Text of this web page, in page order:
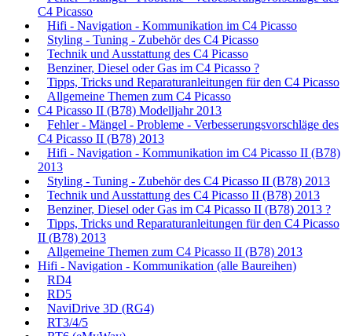
C4 Picasso
Hifi - Navigation - Kommunikation im C4 Picasso
Styling - Tuning - Zubehör des C4 Picasso
Technik und Ausstattung des C4 Picasso
Benziner, Diesel oder Gas im C4 Picasso ?
Tipps, Tricks und Reparaturanleitungen für den C4 Picasso
Allgemeine Themen zum C4 Picasso
C4 Picasso II (B78) Modelljahr 2013
Fehler - Mängel - Probleme - Verbesserungsvorschläge des
C4 Picasso II (B78) 2013
Hifi - Navigation - Kommunikation im C4 Picasso II (B78)
2013
Styling - Tuning - Zubehör des C4 Picasso II (B78) 2013
Technik und Ausstattung des C4 Picasso II (B78) 2013
Benziner, Diesel oder Gas im C4 Picasso II (B78) 2013 ?
Tipps, Tricks und Reparaturanleitungen für den C4 Picasso
II (B78) 2013
Allgemeine Themen zum C4 Picasso II (B78) 2013
Hifi - Navigation - Kommunikation (alle Baureihen)
RD4
RD5
NaviDrive 3D (RG4)
RT3/4/5